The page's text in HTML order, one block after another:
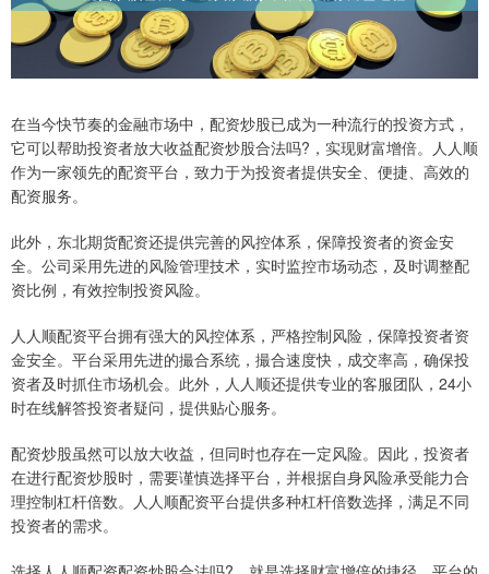
在当今快节奏的金融市场中，配资炒股已成为一种流行的投资方式，
它可以帮助投资者放大收益配资炒股合法吗?，实现财富增倍。人人顺
作为一家领先的配资平台，致力于为投资者提供安全、便捷、高效的
配资服务。
此外，东北期货配资还提供完善的风控体系，保障投资者的资金安
全。公司采用先进的风险管理技术，实时监控市场动态，及时调整配
资比例，有效控制投资风险。
人人顺配资平台拥有强大的风控体系，严格控制风险，保障投资者资
金安全。平台采用先进的撮合系统，撮合速度快，成交率高，确保投
资者及时抓住市场机会。此外，人人顺还提供专业的客服团队，24小
时在线解答投资者疑问，提供贴心服务。
配资炒股虽然可以放大收益，但同时也存在一定风险。因此，投资者
在进行配资炒股时，需要谨慎选择平台，并根据自身风险承受能力合
理控制杠杆倍数。人人顺配资平台提供多种杠杆倍数选择，满足不同
投资者的需求。